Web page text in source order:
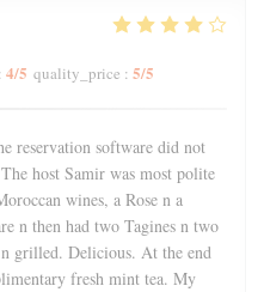
: 4/5 quality_price : 5/5
reservation software did not
host Samir was most polite
wines, a Rose n a
n then had two Tagines n two
grilled. Delicious. At the end
fresh mint tea. My